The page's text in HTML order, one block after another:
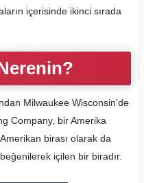
içerisinde ikinci sırada
Milwaukee Wisconsin’de
Company, bir Amerika
birası olarak da
içilen bir biradır.